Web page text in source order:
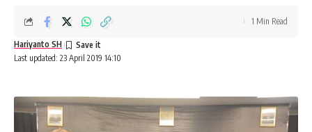
Last updated: 23 April 2019 14:10
Hariyanto SH
1 Min Read